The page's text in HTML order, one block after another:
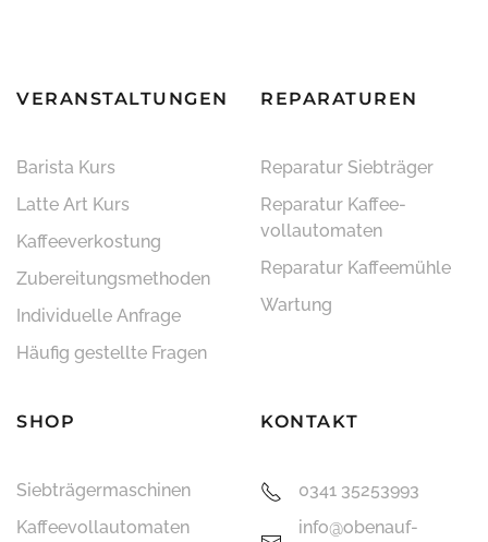
VERANSTALTUNGEN
Barista Kurs
Latte Art Kurs
Kaffeeverkostung
Zubereitungsmethoden
Individuelle Anfrage
Häufig gestellte Fragen
REPARATUREN
Reparatur Siebträger
Reparatur Kaffee­
vollautomaten
Reparatur Kaffeemühle
Wartung
SHOP
Siebträger­maschinen
Kaffee­vollautomaten
KONTAKT
0341 35253993
info@obenauf-